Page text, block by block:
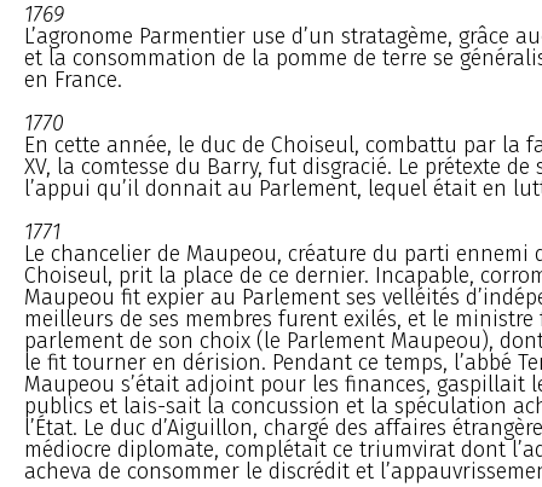
1769
L’agronome Parmentier use d’un stratagème, grâce
et la consommation de la pomme de terre se
en France.
1770
En cette année, le duc de Choiseul, combattu par la
XV, la comtesse du Barry, fut disgracié. Le prétexte
l’appui qu’il donnait au Parlement, lequel était en
1771
Le chancelier de Maupeou, créature du parti ennemi
Choiseul, prit la place de ce dernier. Incapable,
Maupeou fit expier au Parlement ses velléités
meilleurs de ses membres furent exilés, et le
parlement de son choix (le Parlement Maupeou),
le fit tourner en dérision. Pendant ce temps, l’abbé
Maupeou s’était adjoint pour les finances, gaspillait
publics et lais-sait la concussion et la spéculation
l’État. Le duc d’Aiguillon, chargé des affaires
médiocre diplomate, complétait ce triumvirat dont
acheva de consommer le discrédit et